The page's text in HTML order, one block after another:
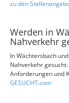
zu den
Werden in
Nahverkehr
In Wächtersbach
Nahverkehr
Anforderungen und
GESUCHT.com